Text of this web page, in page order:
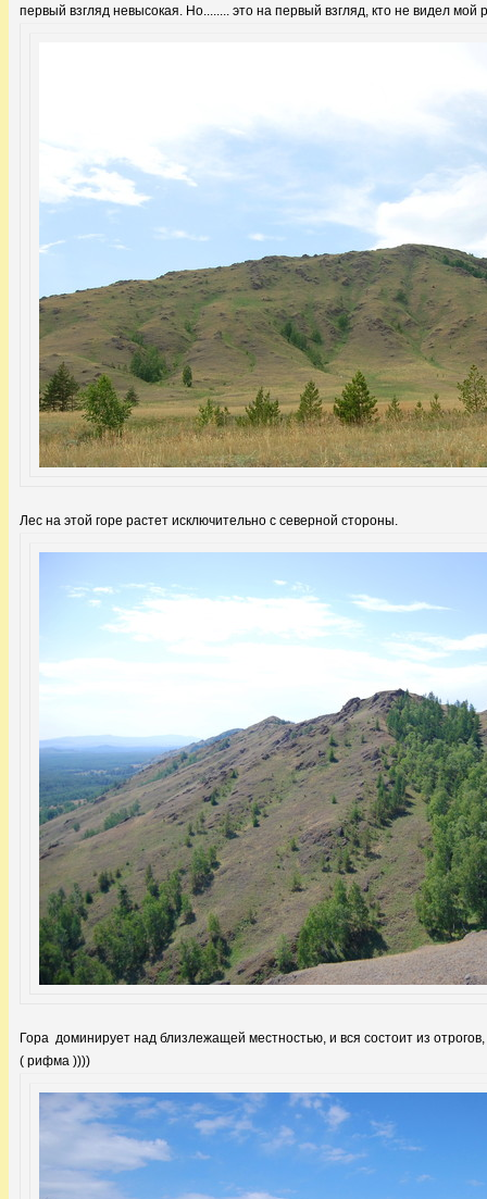
первый взгляд невысокая. Но........ это на первый взгляд, кто не видел мой
Лес на этой горе растет исключительно с северной стороны.
Гора доминирует над близлежащей местностью, и вся состоит из отрогов,
( рифма ))))